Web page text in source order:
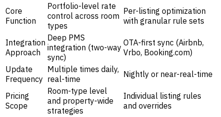
Core
Function
Portfolio-level rate
control across room
types
Per-listing optimization
with granular rule sets
Integration
Approach
Deep PMS
integration (two-way
sync)
OTA-first sync (Airbnb,
Vrbo, Booking.com)
Update
Frequency
Multiple times daily,
real-time
Nightly or near-real-time
Pricing
Scope
Room-type level
and property-wide
strategies
Individual listing rules
and overrides